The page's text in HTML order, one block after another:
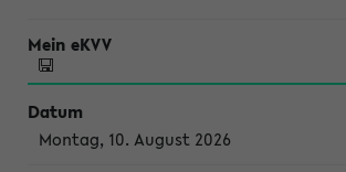
Montag, 10. August 2026